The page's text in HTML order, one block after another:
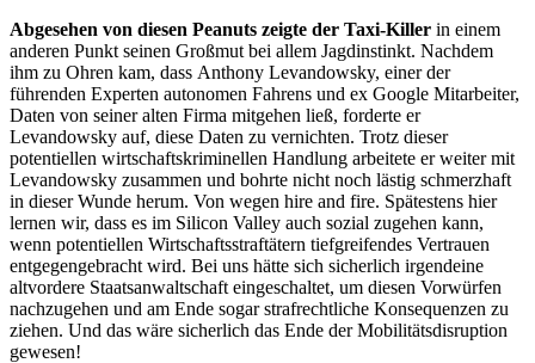
Abgesehen von diesen Peanuts zeigte der Taxi-Killer in einem
anderen Punkt seinen Großmut bei allem Jagdinstinkt. Nachdem
ihm zu Ohren kam, dass Anthony Levandowsky, einer der
führenden Experten autonomen Fahrens und ex Google Mitarbeiter,
Daten von seiner alten Firma mitgehen ließ, forderte er
Levandowsky auf, diese Daten zu vernichten. Trotz dieser
potentiellen wirtschaftskriminellen Handlung arbeitete er weiter mit
Levandowsky zusammen und bohrte nicht noch lästig schmerzhaft
in dieser Wunde herum. Von wegen hire and fire. Spätestens hier
lernen wir, dass es im Silicon Valley auch sozial zugehen kann,
wenn potentiellen Wirtschaftsstraftätern tiefgreifendes Vertrauen
entgegengebracht wird. Bei uns hätte sich sicherlich irgendeine
altvordere Staatsanwaltschaft eingeschaltet, um diesen Vorwürfen
nachzugehen und am Ende sogar strafrechtliche Konsequenzen zu
ziehen. Und das wäre sicherlich das Ende der Mobilitätsdisruption
gewesen!